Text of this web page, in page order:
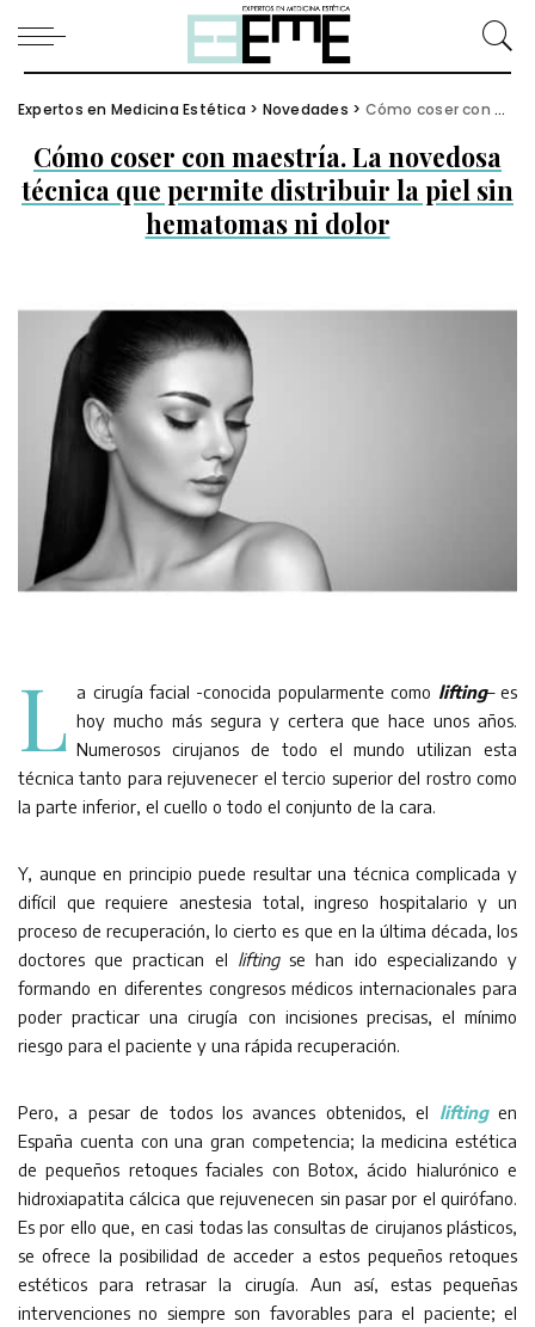
Expertos en Medicina Estética > Novedades > Cómo coser con maestría. La novedosa técnica que permite distribuir la piel sin hematomas ni dolor
Cómo coser con maestría. La novedosa
técnica que permite distribuir la piel sin
hematomas ni dolor
L a cirugía facial -conocida popularmente como lifting– es
hoy mucho más segura y certera que hace unos años.
Numerosos cirujanos de todo el mundo utilizan esta
técnica tanto para rejuvenecer el tercio superior del rostro como
la parte inferior, el cuello o todo el conjunto de la cara.
Y, aunque en principio puede resultar una técnica complicada y
difícil que requiere anestesia total, ingreso hospitalario y un
proceso de recuperación, lo cierto es que en la última década, los
doctores que practican el liftingse han ido especializando y
formando en diferentes congresos médicos internacionales para
poder practicar una cirugía con incisiones precisas, el mínimo
riesgo para el paciente y una rápida recuperación.
Pero, a pesar de todos los avances obtenidos, el lifting en
España cuenta con una gran competencia; la medicina estética
de pequeños retoques faciales con Botox, ácido hialurónico e
hidroxiapatita cálcica que rejuvenecen sin pasar por el quirófano.
Es por ello que, en casi todas las consultas de cirujanos plásticos,
se ofrece la posibilidad de acceder a estos pequeños retoques
estéticos para retrasar la cirugía. Aun así, estas pequeñas
intervenciones no siempre son favorables para el paciente; el